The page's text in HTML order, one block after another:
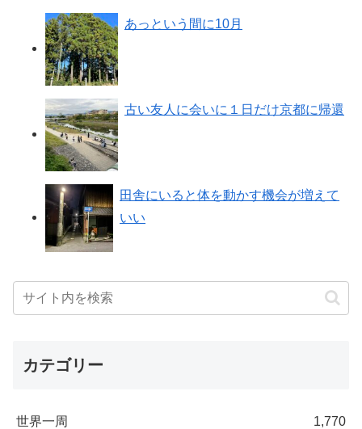
あっという間に10月
古い友人に会いに１日だけ京都に帰還
田舎にいると体を動かす機会が増えて
いい
カテゴリー
世界一周 1,770